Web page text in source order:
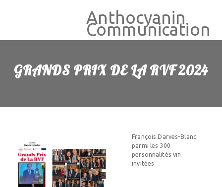
Anthocyanin
Communication
GRANDS PRIX DE LA RVF 2024
François Darves-Blanc
parmi les 300
personnalités vin
invitées